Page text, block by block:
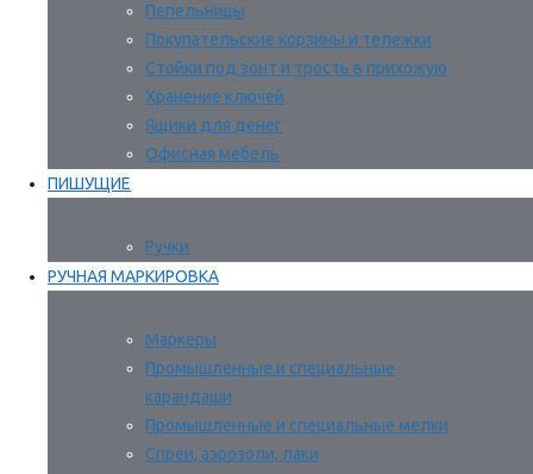
Пепельницы
Покупательские корзины и тележки
Стойки под зонт и трость в прихожую
Хранение ключей
Ящики для денег
Офисная мебель
ПИШУЩИЕ
Ручки
РУЧНАЯ МАРКИРОВКА
Маркеры
Промышленные и специальные
карандаши
Промышленные и специальные мелки
Спреи, аэрозоли, лаки